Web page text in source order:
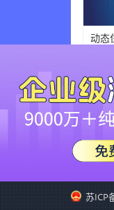
动态
Copyright
苏ICP